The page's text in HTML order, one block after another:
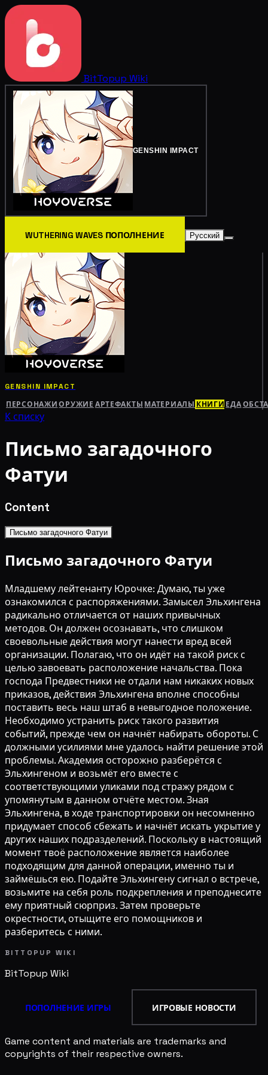
BitTopup Wiki
GENSHIN IMPACT
WUTHERING WAVES ПОПОЛНЕНИЕ Русский
GENSHIN IMPACT
ПЕРСОНАЖИ ОРУЖИЕ АРТЕФАКТЫ МАТЕРИАЛЫ КНИГИ ЕДА
К списку
Письмо загадочного
Фатуи
Content
Письмо загадочного Фатуи
Письмо загадочного Фатуи
Младшему лейтенанту Юрочке: Думаю, ты уже
ознакомился с распоряжениями. Замысел Эльхингена
радикально отличается от наших привычных
методов. Он должен осознавать, что слишком
своевольные действия могут нанести вред всей
организации. Полагаю, что он идёт на такой риск с
целью завоевать расположение начальства. Пока
господа Предвестники не отдали нам никаких новых
приказов, действия Эльхингена вполне способны
поставить весь наш штаб в невыгодное положение.
Необходимо устранить риск такого развития
событий, прежде чем он начнёт набирать обороты. С
должными усилиями мне удалось найти решение этой
проблемы. Академия осторожно разберётся с
Эльхингеном и возьмёт его вместе с
соответствующими уликами под стражу рядом с
упомянутым в данном отчёте местом. Зная
Эльхингена, в ходе транспортировки он несомненно
придумает способ сбежать и начнёт искать укрытие у
других наших подразделений. Поскольку в настоящий
момент твоё расположение является наиболее
подходящим для данной операции, именно ты и
займёшься ею. Подайте Эльхингену сигнал о встрече,
возьмите на себя роль подкрепления и преподнесите
ему приятный сюрприз. Затем проверьте
окрестности, отыщите его помощников и
разберитесь с ними.
BITTOPUP WIKI
BitTopup Wiki
ПОПОЛНЕНИЕ ИГРЫ ИГРОВЫЕ НОВОСТИ
Game content and materials are trademarks and
copyrights of their respective owners.